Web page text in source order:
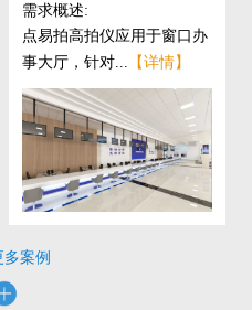
需求概述:
点易拍高拍仪应用于窗口办
事大厅，针对... 【详情】
案例